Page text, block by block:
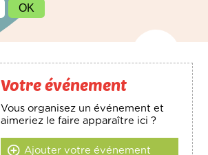
Votre événement
Vous organisez un événement et
aimeriez le faire apparaître ici ?
Ajouter votre événement